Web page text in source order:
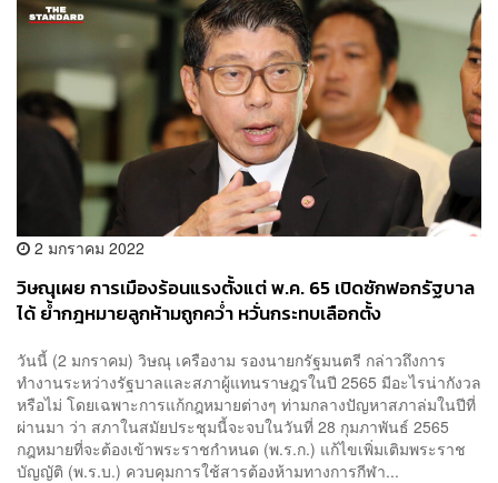
2 มกราคม 2022
วิษณุเผย การเมืองร้อนแรงตั้งแต่ พ.ค. 65 เปิดซักฟอกรัฐบาล
ได้ ย้ำกฎหมายลูกห้ามถูกคว่ำ หวั่นกระทบเลือกตั้ง
วันนี้ (2 มกราคม) วิษณุ เครืองาม รองนายกรัฐมนตรี กล่าวถึงการ
ทำงานระหว่างรัฐบาลและสภาผู้แทนราษฎรในปี 2565 มีอะไรน่ากังวล
หรือไม่ โดยเฉพาะการแก้กฎหมายต่างๆ ท่ามกลางปัญหาสภาล่มในปีที่
ผ่านมา ว่า สภาในสมัยประชุมนี้จะจบในวันที่ 28 กุมภาพันธ์ 2565
กฎหมายที่จะต้องเข้าพระราชกำหนด (พ.ร.ก.) แก้ไขเพิ่มเติมพระราช
บัญญัติ (พ.ร.บ.) ควบคุมการใช้สารต้องห้ามทางการกีฬา...